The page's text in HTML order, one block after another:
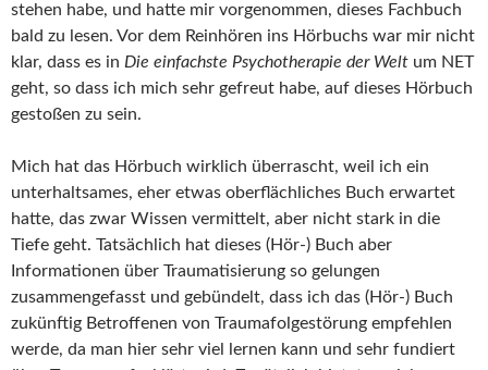
stehen habe, und hatte mir vorgenommen, dieses Fachbuch
bald zu lesen. Vor dem Reinhören ins Hörbuchs war mir nicht
klar, dass es in Die einfachste Psychotherapie der Welt um NET
geht, so dass ich mich sehr gefreut habe, auf dieses Hörbuch
gestoßen zu sein.
Mich hat das Hörbuch wirklich überrascht, weil ich ein
unterhaltsames, eher etwas oberflächliches Buch erwartet
hatte, das zwar Wissen vermittelt, aber nicht stark in die
Tiefe geht. Tatsächlich hat dieses (Hör-) Buch aber
Informationen über Traumatisierung so gelungen
zusammengefasst und gebündelt, dass ich das (Hör-) Buch
zukünftig Betroffenen von Traumafolgestörung empfehlen
werde, da man hier sehr viel lernen kann und sehr fundiert